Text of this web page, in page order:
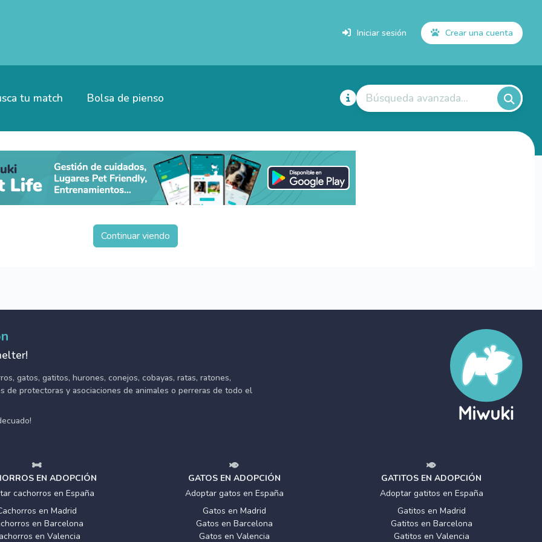
Iniciar sesión Crear una cuenta
tu match Bolsa de pienso Búsqueda avanzada...
Continuar viendo
gatos, gatitos, hurones, conejos, cobayas, ratas, ratones,
de protectoras y asociaciones de animales o perreras de todo el
EN ADOPCIÓN
cachorros en España
en Madrid
en Barcelona
en Valencia
GATOS EN ADOPCIÓN
Adoptar gatos en España
Gatos en Madrid
Gatos en Barcelona
Gatos en Valencia
GATITOS EN ADOPCIÓN
Adoptar gatitos en España
Gatitos en Madrid
Gatitos en Barcelona
Gatitos en Valencia